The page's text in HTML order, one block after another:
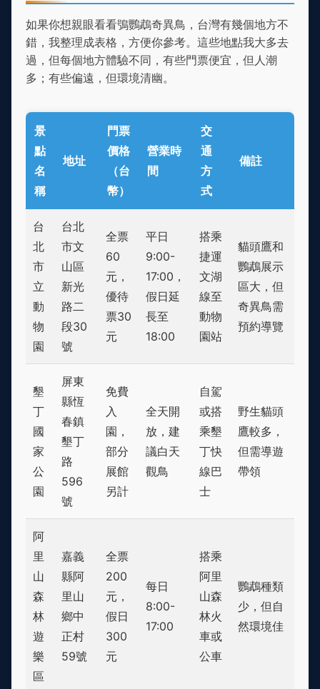
如果你想親眼看看鴞鸚鵡奇異鳥，台灣有幾個地方不
錯，我整理成表格，方便你參考。這些地點我大多去
過，但每個地方體驗不同，有些門票便宜，但人潮
多；有些偏遠，但環境清幽。
景
點
名
稱
地址
門票
價格
（台
幣）
營業時
間
交
通
方
式
備註
台
北
市
立
動
物
園
台北
市文
山區
新光
路二
段30
號
全票
60
元，
優待
票30
元
平日
9:00-
17:00，
假日延
長至
18:00
搭乘
捷運
文湖
線至
動物
園站
貓頭鷹和
鸚鵡展示
區大，但
奇異鳥需
預約導覽
墾
丁
國
家
公
園
屏東
縣恆
春鎮
墾丁
路
596
號
免費
入
園，
部分
展館
另計
全天開
放，建
議白天
觀鳥
自駕
或搭
乘墾
丁快
線巴
士
野生貓頭
鷹較多，
但需導遊
帶領
阿
里
山
森
林
遊
樂
區
嘉義
縣阿
里山
鄉中
正村
59號
全票
200
元，
假日
300
元
每日
8:00-
17:00
搭乘
阿里
山森
林火
車或
公車
鸚鵡種類
少，但自
然環境佳